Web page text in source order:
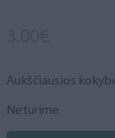
Aukščiausios
Neturime